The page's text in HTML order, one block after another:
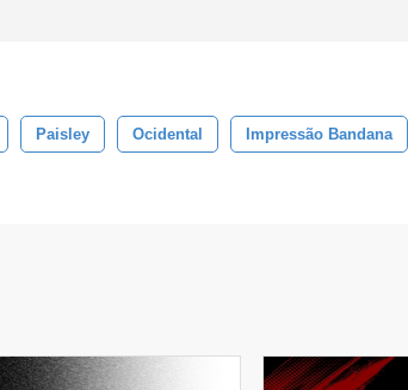
Paisley Ocidental Impressão Bandana